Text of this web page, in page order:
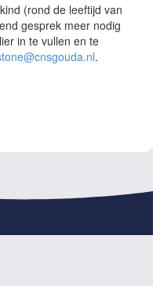
(rond de leeftijd van
gesprek meer nodig
in te vullen en te
.